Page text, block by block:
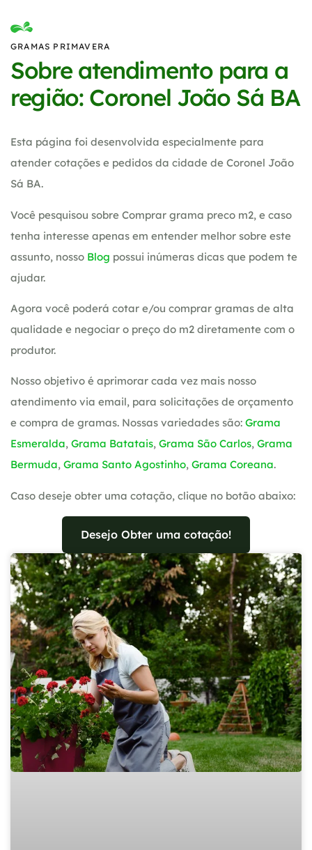
GRAMAS PRIMAVERA
Sobre atendimento para a
região: Coronel João Sá BA
Esta página foi desenvolvida especialmente para
atender cotações e pedidos da cidade de Coronel João
Sá BA.
Você pesquisou sobre Comprar grama preco m2, e caso
tenha interesse apenas em entender melhor sobre este
assunto, nosso Blog possui inúmeras dicas que podem te
ajudar.
Agora você poderá cotar e/ou comprar gramas de alta
qualidade e negociar o preço do m2 diretamente com o
produtor.
Nosso objetivo é aprimorar cada vez mais nosso
atendimento via email, para solicitações de orçamento
e compra de gramas. Nossas variedades são: Grama
Esmeralda, Grama Batatais, Grama São Carlos, Grama
Bermuda, Grama Santo Agostinho, Grama Coreana.
Caso deseje obter uma cotação, clique no botão abaixo:
Desejo Obter uma cotação!